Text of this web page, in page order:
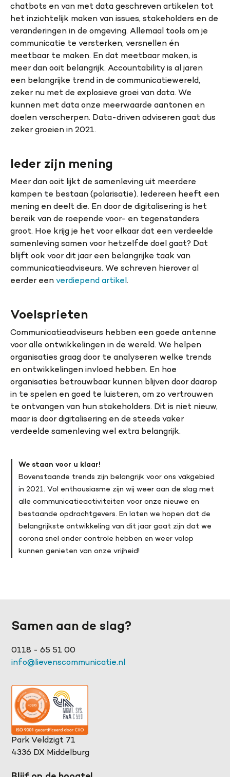
chatbots en van met data geschreven artikelen tot
het inzichtelijk maken van issues, stakeholders en de
veranderingen in de omgeving. Allemaal tools om je
communicatie te versterken, versnellen én
meetbaar te maken. En dat meetbaar maken, is
meer dan ooit belangrijk. Accountability is al jaren
een belangrijke trend in de communicatiewereld,
zeker nu met de explosieve groei van data. We
kunnen met data onze meerwaarde aantonen en
doelen verscherpen. Data-driven adviseren gaat dus
zeker groeien in 2021.
Ieder zijn mening
Meer dan ooit lijkt de samenleving uit meerdere
kampen te bestaan (polarisatie). Iedereen heeft een
mening en deelt die. En door de digitalisering is het
bereik van de roepende voor- en tegenstanders
groot. Hoe krijg je het voor elkaar dat een verdeelde
samenleving samen voor hetzelfde doel gaat? Dat
blijft ook voor dit jaar een belangrijke taak van
communicatieadviseurs. We schreven hierover al
eerder een verdiepend artikel.
Voelsprieten
Communicatieadviseurs hebben een goede antenne
voor alle ontwikkelingen in de wereld. We helpen
organisaties graag door te analyseren welke trends
en ontwikkelingen invloed hebben. En hoe
organisaties betrouwbaar kunnen blijven door daarop
in te spelen en goed te luisteren, om zo vertrouwen
te ontvangen van hun stakeholders. Dit is niet nieuw,
maar is door digitalisering en de steeds vaker
verdeelde samenleving wel extra belangrijk.
We staan voor u klaar!
Bovenstaande trends zijn belangrijk voor ons vakgebied
in 2021. Vol enthousiasme zijn wij weer aan de slag met
alle communicatieactiviteiten voor onze nieuwe en
bestaande opdrachtgevers. En laten we hopen dat de
belangrijkste ontwikkeling van dit jaar gaat zijn dat we
corona snel onder controle hebben en weer volop
kunnen genieten van onze vrijheid!
Samen aan de slag?
0118 - 65 51 00
info@lievenscommunicatie.nl
Park Veldzigt 71
4336 DX Middelburg